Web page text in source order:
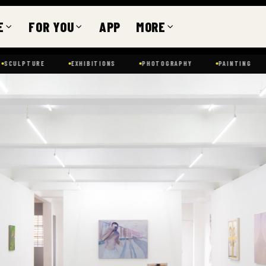
FOR YOU APP MORE
EXHIBITIONS PHOTOGRAPHY PAINTING